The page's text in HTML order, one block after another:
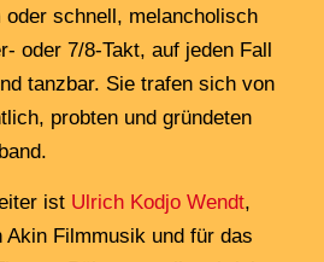
schnell, melancholisch
oder 7/8-Takt, auf jeden Fall
tanzbar. Sie trafen sich von
probten und gründeten
ist Ulrich Kodjo Wendt,
Filmmusik und für das